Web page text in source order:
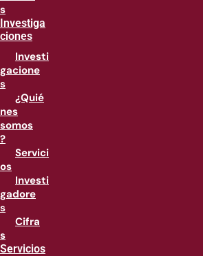
s
Investiga
ciones
Investi
gacione
s
¿Quié
nes
somos
?
Servici
os
Investi
gadore
s
Cifra
s
Servicios